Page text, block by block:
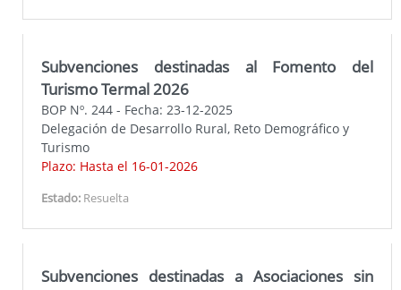
Subvenciones destinadas al Fomento del
Turismo Termal 2026
BOP Nº. 244 - Fecha: 23-12-2025
Delegación de Desarrollo Rural, Reto Demográfico y
Turismo
Plazo: Hasta el 16-01-2026
Estado: Resuelta
Subvenciones destinadas a Asociaciones sin